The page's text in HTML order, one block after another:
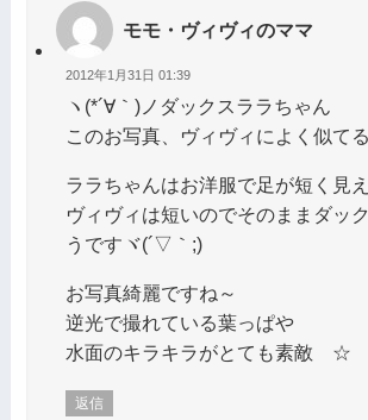
モモ・ヴィヴィのママ
2012年1月31日 01:39
ヽ(*´∀｀)ノダックスララちゃん
このお写真、ヴィヴィによく似て
ララちゃんはお洋服で足が短く見
ヴィヴィは短いのでそのままダッ
うですヾ(´▽｀;)ゝ
お写真綺麗ですね～
逆光で撮れている葉っぱや
水面のキラキラがとても素敵 ☆
返信